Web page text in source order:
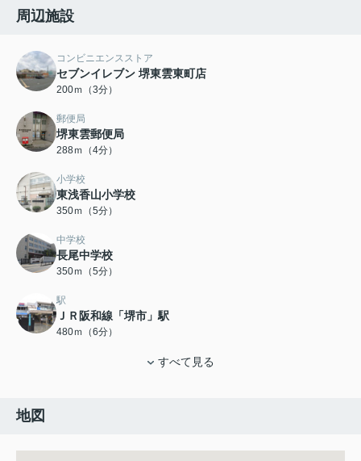
周辺施設
コンビニエンスストア
セブンイレブン 堺東雲東町店
200ｍ（3分）
郵便局
堺東雲郵便局
288ｍ（4分）
小学校
東浅香山小学校
350ｍ（5分）
中学校
長尾中学校
350ｍ（5分）
駅
ＪＲ阪和線「堺市」駅
480ｍ（6分）
すべて見る
地図